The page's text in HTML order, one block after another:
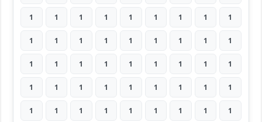
1 1 1 1 1 1 1 1 1
1 1 1 1 1 1 1 1 1
1 1 1 1 1 1 1 1 1
1 1 1 1 1 1 1 1 1
1 1 1 1 1 1 1 1 1